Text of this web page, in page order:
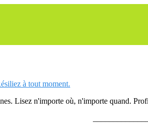
à tout moment.
Lisez n'importe où, n'importe quand.